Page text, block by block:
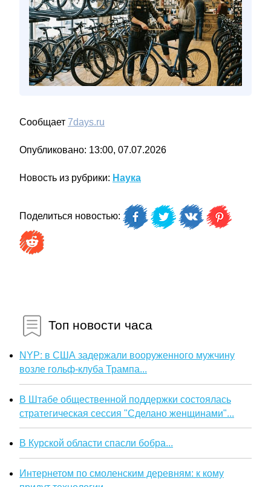
Сообщает 7days.ru
Опубликовано: 13:00, 07.07.2026
Новость из рубрики: Наука
Поделиться новостью:
Топ новости часа
NYP: в США задержали вооруженного мужчину
возле гольф-клуба Трампа...
В Штабе общественной поддержки состоялась
стратегическая сессия "Сделано женщинами"...
В Курской области спасли бобра...
Интернетом по смоленским деревням: к кому